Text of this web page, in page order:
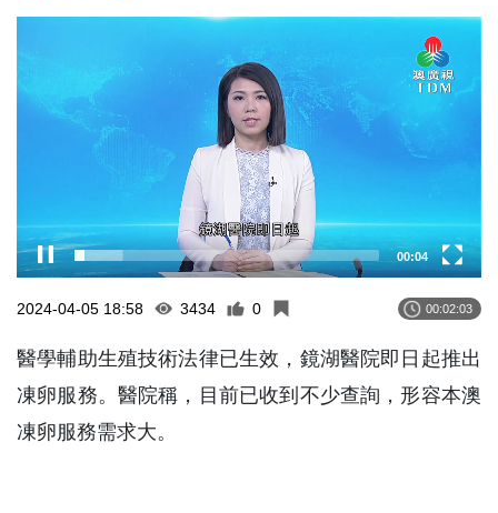
00:04
2024-04-05 18:58 3434 0 00:02:03
醫學輔助生殖技術法律已生效，鏡湖醫院即日起推出
凍卵服務。醫院稱，目前已收到不少查詢，形容本澳
凍卵服務需求大。